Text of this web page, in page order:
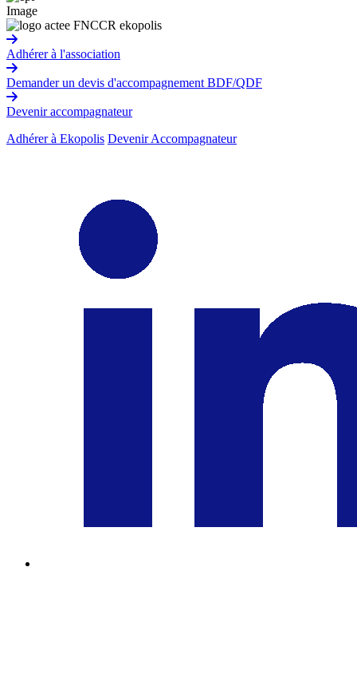
Image
Adhérer à l'association
Demander un devis d'accompagnement BDF/QDF
Devenir accompagnateur
Adhérer à Ekopolis Devenir Accompagnateur